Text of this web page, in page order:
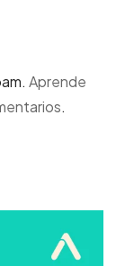
Aprende
.